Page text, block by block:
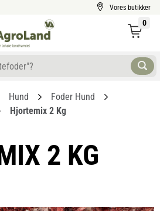
Vores butikker
0
Hund
Foder Hund
Hjortemix 2 Kg
2 KG